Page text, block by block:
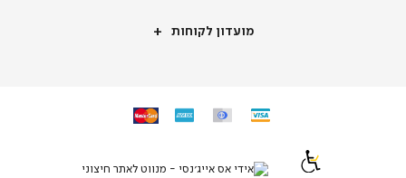
מועדון
מועדון לקוחות